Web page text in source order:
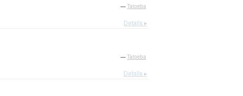
— Tatoeba
Details ▸
— Tatoeba
Details ▸